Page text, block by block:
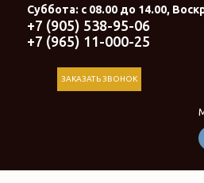
Суббота: с 08.00 до 14.00,
+7 (905) 538-95-06
+7 (965) 11-000-25
ЗАКАЗАТЬ ЗВОНОК